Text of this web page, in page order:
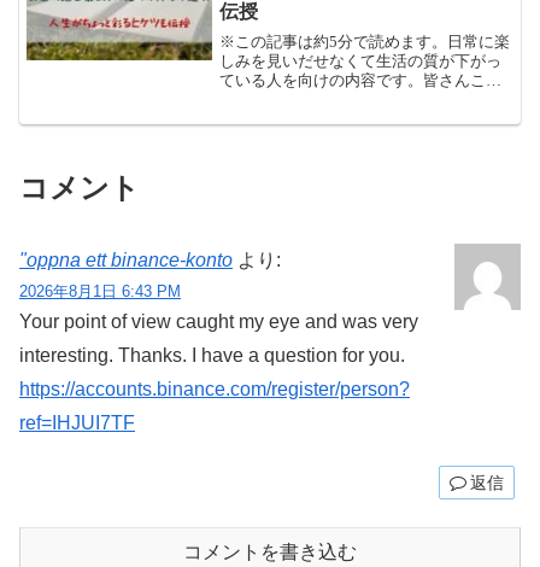
伝授
※この記事は約5分で読めます。日常に楽
しみを見いだせなくて生活の質が下がっ
ている人を向けの内容です。皆さんこん
コメント
"oppna ett binance-konto より:
2026年8月1日 6:43 PM
Your point of view caught my eye and was very
interesting. Thanks. I have a question for you.
https://accounts.binance.com/register/person?
ref=IHJUI7TF
返信
コメントを書き込む